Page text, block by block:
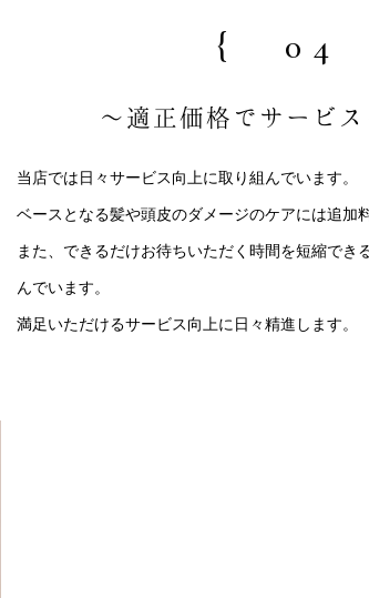
{ 04
～適正価格でサービ
当店では日々サービス向上に取り組んでいます。
ベースとなる髪や頭皮のダメージのケアには追加
また、できるだけお待ちいただく時間を短縮でき
んでいます。
満足いただけるサービス向上に日々精進します。